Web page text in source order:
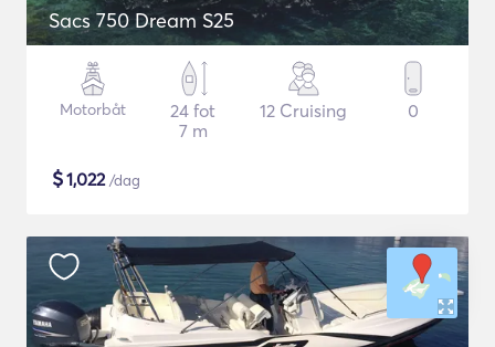
Sacs 750 Dream S25
Motorbåt
24 fot
7 m
12 Cruising 0
$1,022/dag